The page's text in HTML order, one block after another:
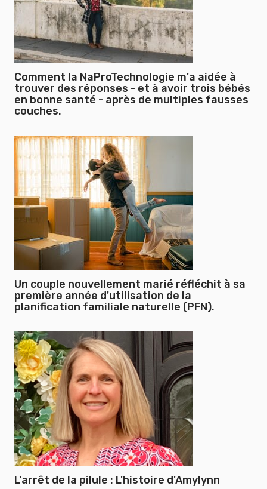
Comment la NaProTechnologie m'a aidée à
trouver des réponses - et à avoir trois bébés
en bonne santé - après de multiples fausses
couches.
Un couple nouvellement marié réfléchit à sa
première année d'utilisation de la
planification familiale naturelle (PFN).
L'arrêt de la pilule : L'histoire d'Amylynn